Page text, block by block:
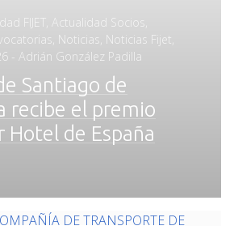
FIJET Actualidad Socios
Noticias Noticias Fijet
- Adrián González Padilla
Santiago de
recibe el premio
Hotel de España